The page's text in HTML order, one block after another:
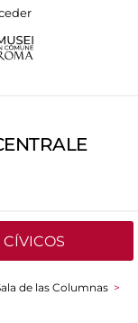
de las Columnas >